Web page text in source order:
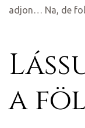
adjon… Na, de
a